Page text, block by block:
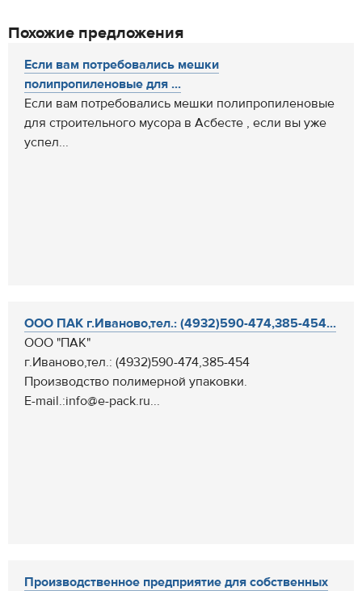
Похожие предложения
Если вам потребовались мешки
полипропиленовые для ...
Если вам потребовались мешки полипропиленовые
для строительного мусора в Асбесте , если вы уже
успел...
ООО ПАК г.Иваново,тел.: (4932)590-474,385-454...
ООО "ПАК"
г.Иваново,тел.: (4932)590-474,385-454
Производство полимерной упаковки.
E-mail.:info@e-pack.ru...
Производственное предприятие для собственных